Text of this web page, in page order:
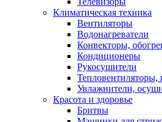
Климатическая техника
Вентиляторы
Водонагреватели
Конвекторы,
Кондиционеры
Рукосушители
Тепловентиляторы,
Увлажнители,
Красота и здоровье
Бритвы